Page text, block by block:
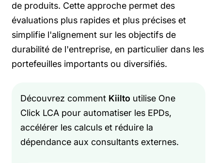
de produits. Cette approche permet des
évaluations plus rapides et plus précises et
simplifie l'alignement sur les objectifs de
durabilité de l'entreprise, en particulier dans les
portefeuilles importants ou diversifiés.
Découvrez comment Kiilto utilise One
Click LCA pour automatiser les EPDs,
accélérer les calculs et réduire la
dépendance aux consultants externes.